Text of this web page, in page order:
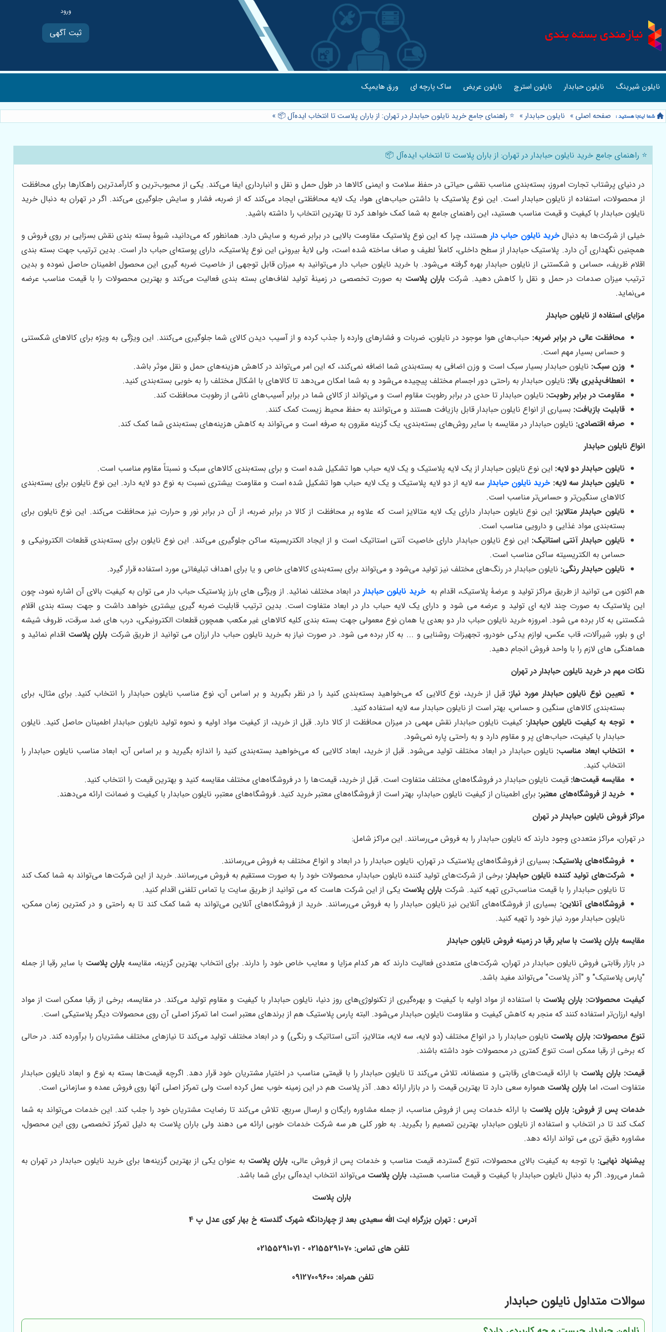
ثبت آگهی
نایلون شیرینگ نایلون حبابدار نایلون استرچ نایلون عریض ساک پارچه ای ورق هایمپک
صفحه اصلی » نایلون حبابدار» ⭐️ راهنمای جامع خرید نایلون حبابدار در تهران: از باران پلاست تا انتخاب ایده‌آل 📦 »
⭐️ راهنمای جامع خرید نایلون حبابدار در تهران: از باران پلاست تا انتخاب ایده‌آل 📦
در دنیای پرشتاب تجارت امروز، بسته‌بندی مناسب نقشی حیاتی در حفظ سلامت و ایمنی کالاها در طول حمل و نقل و انبارداری ایفا می‌کند. یکی از محبوب‌ترین و کارآمدترین راهکارها برای محافظت
از محصولات، استفاده از نایلون حبابدار است. این نوع پلاستیک با داشتن حباب‌های هوا، یک لایه محافظتی ایجاد می‌کند که از ضربه، فشار و سایش جلوگیری می‌کند. اگر در تهران به دنبال خرید
نایلون حبابدار با کیفیت و قیمت مناسب هستید، این راهنمای جامع به شما کمک خواهد کرد تا بهترین انتخاب را داشته باشید.
خیلی از شرکت‌ها به دنبالخرید نایلون حباب دارهستند، چرا که این نوع پلاستیک مقاومت بالایی در برابر ضربه و سایش دارد. همانطور که می‌دانید، شیوۀ بسته بندی نقش بسزایی بر روی فروش و
همچنین نگهداری آن دارد. پلاستیک حبابدار از سطح داخلی، کاملاً لطیف و صاف ساخته شده است، ولی لایۀ بیرونی این نوع پلاستیک، دارای پوسته‌ای حباب دار است. بدین ترتیب جهت بسته بندی
اقلام ظریف، حساس و شکستنی از نایلون حبابدار بهره گرفته می‌شود. با خرید نایلون حباب دار می‌توانید به میزان قابل توجهی از خاصیت ضربه گیری این محصول اطمینان حاصل نموده و بدین
ترتیب میزان صدمات در حمل و نقل را کاهش دهید. شرکت باران پلاست به صورت تخصصی در زمینۀ تولید لفاف‌های بسته بندی فعالیت می‌کند و بهترین محصولات را با قیمت مناسب عرضه
می‌نماید.
مزایای استفاده از نایلون حبابدار
محافظت عالی در برابر ضربه: حباب‌های هوا موجود در نایلون، ضربات و فشارهای وارده را جذب کرده و از آسیب دیدن کالای شما جلوگیری می‌کنند. این ویژگی به ویژه برای کالاهای شکستنی
و حساس بسیار مهم است.
وزن سبک: نایلون حبابدار بسیار سبک است و وزن اضافی به بسته‌بندی شما اضافه نمی‌کند، که این امر می‌تواند در کاهش هزینه‌های حمل و نقل موثر باشد.
انعطاف‌پذیری بالا: نایلون حبابدار به راحتی دور اجسام مختلف پیچیده می‌شود و به شما امکان می‌دهد تا کالاهای با اشکال مختلف را به خوبی بسته‌بندی کنید.
مقاومت در برابر رطوبت: نایلون حبابدار تا حدی در برابر رطوبت مقاوم است و می‌تواند از کالای شما در برابر آسیب‌های ناشی از رطوبت محافظت کند.
قابلیت بازیافت: بسیاری از انواع نایلون حبابدار قابل بازیافت هستند و می‌توانند به حفظ محیط زیست کمک کنند.
صرفه اقتصادی: نایلون حبابدار در مقایسه با سایر روش‌های بسته‌بندی، یک گزینه مقرون به صرفه است و می‌تواند به کاهش هزینه‌های بسته‌بندی شما کمک کند.
انواع نایلون حبابدار
نایلون حبابدار دو لایه: این نوع نایلون حبابدار از یک لایه پلاستیک و یک لایه حباب هوا تشکیل شده است و برای بسته‌بندی کالاهای سبک و نسبتاً مقاوم مناسب است.
نایلون حبابدار سه لایه: خرید نایلون حبابدار سه لایه از دو لایه پلاستیک و یک لایه حباب هوا تشکیل شده است و مقاومت بیشتری نسبت به نوع دو لایه دارد. این نوع نایلون برای بسته‌بندی
کالاهای سنگین‌تر و حساس‌تر مناسب است.
نایلون حبابدار متالایز: این نوع نایلون حبابدار دارای یک لایه متالایز است که علاوه بر محافظت از کالا در برابر ضربه، از آن در برابر نور و حرارت نیز محافظت می‌کند. این نوع نایلون برای
بسته‌بندی مواد غذایی و دارویی مناسب است.
نایلون حبابدار آنتی استاتیک: این نوع نایلون حبابدار دارای خاصیت آنتی استاتیک است و از ایجاد الکتریسیته ساکن جلوگیری می‌کند. این نوع نایلون برای بسته‌بندی قطعات الکترونیکی و
حساس به الکتریسیته ساکن مناسب است.
نایلون حبابدار رنگی: نایلون حبابدار در رنگ‌های مختلف نیز تولید می‌شود و می‌تواند برای بسته‌بندی کالاهای خاص و یا برای اهداف تبلیغاتی مورد استفاده قرار گیرد.
هم اکنون می توانید از طریق مراکز تولید و عرضۀ پلاستیک، اقدام به خرید نایلون حبابداردر ابعاد مختلف نمائید. از ویژگی های بارز پلاستیک حباب دار می توان به کیفیت بالای آن اشاره نمود، چون
این پلاستیک به صورت چند لایه ای تولید و عرضه می شود و دارای یک لایه حباب دار در ابعاد متفاوت است. بدین ترتیب قابلیت ضربه گیری بیشتری خواهد داشت و جهت بسته بندی اقلام
شکستنی به کار برده می شود. امروزه خرید نایلون حباب دار دو بعدی یا همان نوع معمولی جهت بسته بندی کلیه کالاهای غیر مکعب همچون قطعات الکترونیکی، درب های ضد سرقت، ظروف شیشه
ای و بلور، شیرآلات، قاب عکس، لوازم یدکی خودرو، تجهیزات روشنایی و ... به کار برده می شود. در صورت نیاز به خرید نایلون حباب دار ارزان می توانید از طریق شرکت باران پلاست اقدام نمائید و
هماهنگی های لازم را با واحد فروش انجام دهید.
نکات مهم در خرید نایلون حبابدار در تهران
تعیین نوع نایلون حبابدار مورد نیاز: قبل از خرید، نوع کالایی که می‌خواهید بسته‌بندی کنید را در نظر بگیرید و بر اساس آن، نوع مناسب نایلون حبابدار را انتخاب کنید. برای مثال، برای
بسته‌بندی کالاهای سنگین و حساس، بهتر است از نایلون حبابدار سه لایه استفاده کنید.
توجه به کیفیت نایلون حبابدار: کیفیت نایلون حبابدار نقش مهمی در میزان محافظت از کالا دارد. قبل از خرید، از کیفیت مواد اولیه و نحوه تولید نایلون حبابدار اطمینان حاصل کنید. نایلون
حبابدار با کیفیت، حباب‌های پر و مقاوم دارد و به راحتی پاره نمی‌شود.
انتخاب ابعاد مناسب: نایلون حبابدار در ابعاد مختلف تولید می‌شود. قبل از خرید، ابعاد کالایی که می‌خواهید بسته‌بندی کنید را اندازه بگیرید و بر اساس آن، ابعاد مناسب نایلون حبابدار را
انتخاب کنید.
مقایسه قیمت‌ها: قیمت نایلون حبابدار در فروشگاه‌های مختلف متفاوت است. قبل از خرید، قیمت‌ها را در فروشگاه‌های مختلف مقایسه کنید و بهترین قیمت را انتخاب کنید.
خرید از فروشگاه‌های معتبر: برای اطمینان از کیفیت نایلون حبابدار، بهتر است از فروشگاه‌های معتبر خرید کنید. فروشگاه‌های معتبر، نایلون حبابدار با کیفیت و ضمانت ارائه می‌دهند.
مراکز فروش نایلون حبابدار در تهران
در تهران، مراکز متعددی وجود دارند که نایلون حبابدار را به فروش می‌رسانند. این مراکز شامل:
فروشگاه‌های پلاستیک: بسیاری از فروشگاه‌های پلاستیک در تهران، نایلون حبابدار را در ابعاد و انواع مختلف به فروش می‌رسانند.
شرکت‌های تولید کننده نایلون حبابدار: برخی از شرکت‌های تولید کننده نایلون حبابدار، محصولات خود را به صورت مستقیم به فروش می‌رسانند. خرید از این شرکت‌ها می‌تواند به شما کمک کند
تا نایلون حبابدار را با قیمت مناسب‌تری تهیه کنید. شرکت باران پلاست یکی از این شرکت هاست که می توانید از طریق سایت یا تماس تلفنی اقدام کنید.
فروشگاه‌های آنلاین: بسیاری از فروشگاه‌های آنلاین نیز نایلون حبابدار را به فروش می‌رسانند. خرید از فروشگاه‌های آنلاین می‌تواند به شما کمک کند تا به راحتی و در کمترین زمان ممکن،
نایلون حبابدار مورد نیاز خود را تهیه کنید.
مقایسه باران پلاست با سایر رقبا در زمینه فروش نایلون حبابدار
در بازار رقابتی فروش نایلون حبابدار در تهران، شرکت‌های متعددی فعالیت دارند که هر کدام مزایا و معایب خاص خود را دارند. برای انتخاب بهترین گزینه، مقایسه باران پلاست با سایر رقبا از جمله
"پارس پلاستیک" و "آذر پلاست" می‌تواند مفید باشد.
کیفیت محصولات: باران پلاست با استفاده از مواد اولیه با کیفیت و بهره‌گیری از تکنولوژی‌های روز دنیا، نایلون حبابدار با کیفیت و مقاوم تولید می‌کند. در مقایسه، برخی از رقبا ممکن است از مواد
اولیه ارزان‌تر استفاده کنند که منجر به کاهش کیفیت و مقاومت نایلون حبابدار می‌شود. البته پارس پلاستیک هم از برندهای معتبر است اما تمرکز اصلی آن روی محصولات دیگر پلاستیکی است.
تنوع محصولات: باران پلاست نایلون حبابدار را در انواع مختلف (دو لایه، سه لایه، متالایز، آنتی استاتیک و رنگی) و در ابعاد مختلف تولید می‌کند تا نیازهای مختلف مشتریان را برآورده کند. در حالی
که برخی از رقبا ممکن است تنوع کمتری در محصولات خود داشته باشند.
قیمت: باران پلاست با ارائه قیمت‌های رقابتی و منصفانه، تلاش می‌کند تا نایلون حبابدار را با قیمتی مناسب در اختیار مشتریان خود قرار دهد. اگرچه قیمت‌ها بسته به نوع و ابعاد نایلون حبابدار
متفاوت است، اما باران پلاست همواره سعی دارد تا بهترین قیمت را در بازار ارائه دهد. آذر پلاست هم در این زمینه خوب عمل کرده است ولی تمرکز اصلی آنها روی فروش عمده و سازمانی است.
خدمات پس از فروش: باران پلاست با ارائه خدمات پس از فروش مناسب، از جمله مشاوره رایگان و ارسال سریع، تلاش می‌کند تا رضایت مشتریان خود را جلب کند. این خدمات می‌تواند به شما
کمک کند تا در انتخاب و استفاده از نایلون حبابدار، بهترین تصمیم را بگیرید. به طور کلی هر سه شرکت خدمات خوبی ارائه می دهند ولی باران پلاست به دلیل تمرکز تخصصی روی این محصول،
مشاوره دقیق تری می تواند ارائه دهد.
پیشنهاد نهایی: با توجه به کیفیت بالای محصولات، تنوع گسترده، قیمت مناسب و خدمات پس از فروش عالی، باران پلاست به عنوان یکی از بهترین گزینه‌ها برای خرید نایلون حبابدار در تهران به
شمار می‌رود. اگر به دنبال نایلون حبابدار با کیفیت و قیمت مناسب هستید، باران پلاست می‌تواند انتخاب ایده‌آلی برای شما باشد.
باران پلاست
آدرس : تهران بزرگراه ایت الله سعیدی بعد از چهاردانگه شهرک گلدسته خ بهار کوی عدل پ 4
تلفن های تماس: 02155291070 - 02155291071
تلفن همراه: 09127009600
سوالات متداول نایلون حبابدار